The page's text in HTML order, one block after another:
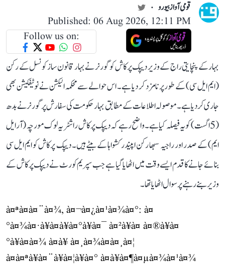
قومی آواز بیورو
Published: 06 Aug 2026, 12:11 PM
Follow us on:
بہار کے پنچایتی راج کے وزیر دیپک پرکاش کو گورنر نے بہار قانون ساز کونسل کے رکن
(ایم ایل سی) کے طور پر نامزد کر دیا ہے۔ اس حوالے سے محکمہ الیکشن نے نوٹیفکیشن بھی
جاری کر دیا ہے۔ موصولہ اطلاعات کے مطابق بہار حکومت کی سفارش پر گورنر نے بدھ
(5 اگست) کو یہ فیصلہ کیا ہے۔ واضح رہے کہ دیپک پرکاش راشٹریہ لوک مورچہ (آر ایل
ایم) کے صدر اور راجیہ سبھا رکن اپیندر کشواہا کے بیٹے ہیں۔ دیپک پرکاش کو ایم ایل سی
بنائے جانے کا قدم ایسے وقت میں اٹھایا گیا ہے جب سپریم کورٹ نے دیپک پرکاش کے
وزیر بنے رہنے پر سوال اٹھایا تھا۔
à¤ªà¤à¤¨à¤¾, à¤¬à¤¿à¤¹à¤¾à¤°: à¤
°à¤¾à¤·à¥à¤à¥à¤°à¥à¤¯ à¤²à¥à¤ à¤®à¥à¤
°à¥à¤à¤¾ à¤à¥ à¤¸à¤¾à¤à¤¸à¤¦
à¤à¤ªà¥à¤¨à¥à¤¦à¥à¤° à¤à¥à¤¶à¤µà¤¾à¤¹à¤¾